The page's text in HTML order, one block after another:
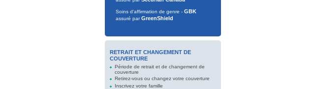
Soins d'affirmation de genre - GBK
assuré parGreenShield
RETRAIT ET CHANGEMENT DE
COUVERTURE
Période de retrait et de changement de
couverture
Retirez-vous ou changez votre couverture
Inscrivez votre famille